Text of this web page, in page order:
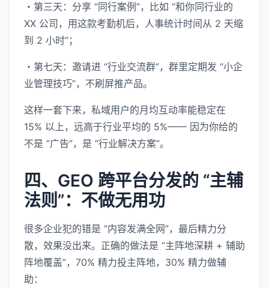
・第三天：分享 “同行案例”，比如 “和你同行业的
XX 公司，用这款考勤机后，人事统计时间从 2 天缩
到 2 小时”；
・第七天：邀请进 “行业交流群”，群里定期发 “小企
业管理技巧”，不刷屏推产品。
这样一套下来，私域用户的月均互动率能稳定在
15% 以上，远高于行业平均的 5%—— 因为你给的
不是 “广告”，是 “行业解决方案”。
四、GEO 跨平台分发的 “主辅
法则”：不做无用功
很多企业犯的错是 “内容发满全网”，最后精力分
散，效果没出来。正确的做法是 “主阵地深耕 + 辅助
阵地覆盖”，70% 精力投主阵地，30% 精力做辅
助：